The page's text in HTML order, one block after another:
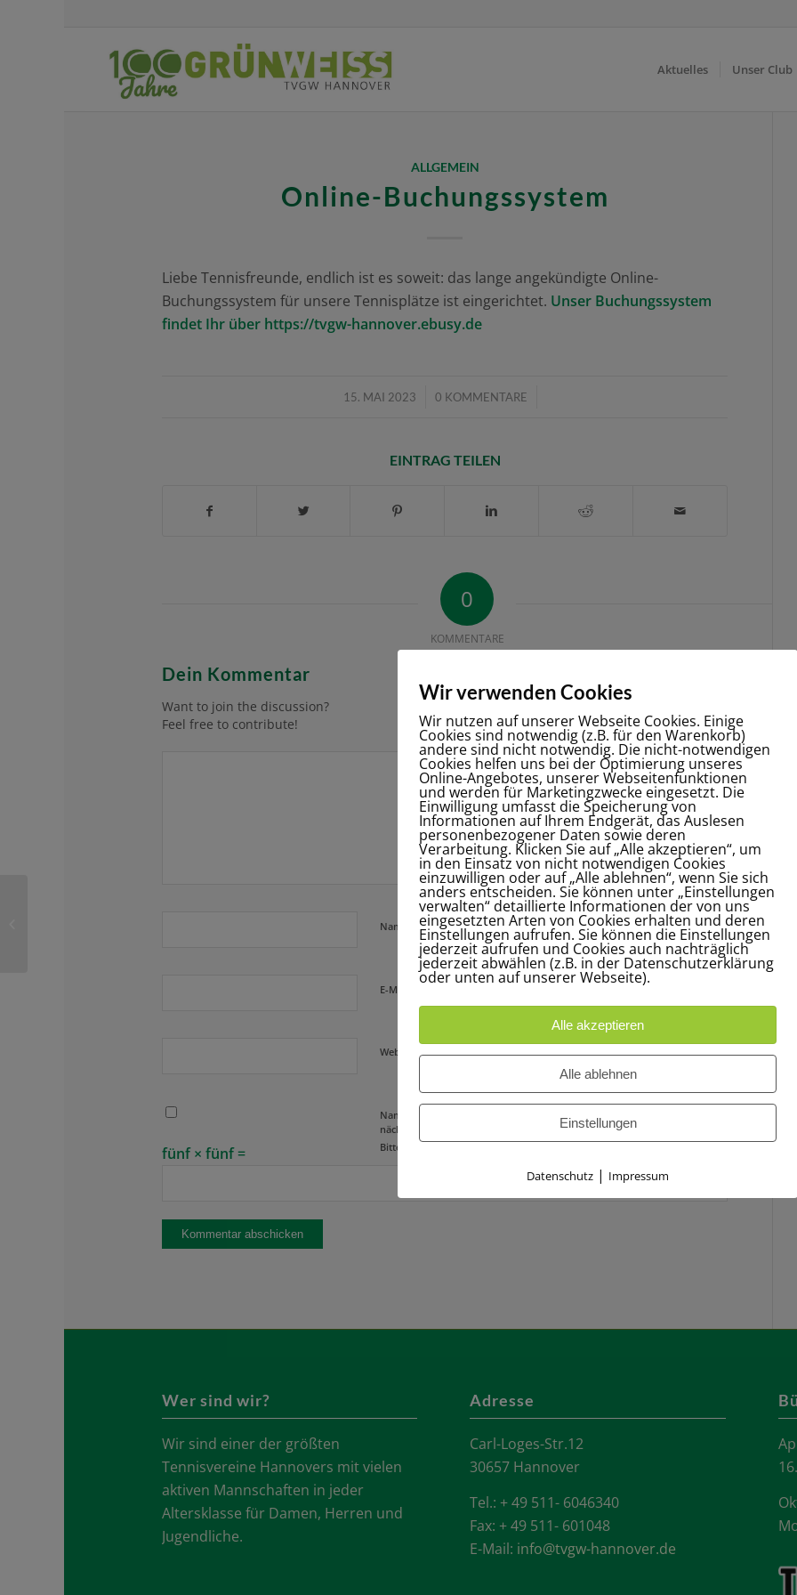
Aktuelles Unser Club
ALLGEMEIN
Online-Buchungssystem
Liebe Tennisfreunde, endlich ist es soweit: das lange angekündigte Online-
Buchungssystem für unsere Tennisplätze ist eingerichtet. Unser Buchungssystem
findet Ihr über https://tvgw-hannover.ebusy.de
15. MAI 2023
/ 0 KOMMENTARE
/
EINTRAG TEILEN
0
KOMMENTARE
Dein Kommentar
Want to join the discussion?
Feel free to contribute!
Name
E-Mail-Adresse
Website
Name, E-Mail-Adresse und Website in diesem Browser für meinen
nächsten Kommentar speichern.
Bitte gib eine Antwort in Ziffern ein:
fünf × fünf =
Wer sind wir?
Wir sind einer der größten
Tennisvereine Hannovers mit vielen
aktiven Mannschaften in jeder
Altersklasse für Damen, Herren und
Jugendliche.
Adresse
Carl-Loges-Str.12
30657 Hannover
Tel.: + 49 511- 6046340
Fax: + 49 511- 601048
E-Mail: info@tvgw-hannover.de
Wir verwenden Cookies
Wir nutzen auf unserer Webseite Cookies. Einige
Cookies sind notwendig (z.B. für den Warenkorb)
andere sind nicht notwendig. Die nicht-notwendigen
Cookies helfen uns bei der Optimierung unseres
Online-Angebotes, unserer Webseitenfunktionen
und werden für Marketingzwecke eingesetzt. Die
Einwilligung umfasst die Speicherung von
Informationen auf Ihrem Endgerät, das Auslesen
personenbezogener Daten sowie deren
Verarbeitung. Klicken Sie auf „Alle akzeptieren“, um
in den Einsatz von nicht notwendigen Cookies
einzuwilligen oder auf „Alle ablehnen“, wenn Sie sich
anders entscheiden. Sie können unter „Einstellungen
verwalten“ detaillierte Informationen der von uns
eingesetzten Arten von Cookies erhalten und deren
Einstellungen aufrufen. Sie können die Einstellungen
jederzeit aufrufen und Cookies auch nachträglich
jederzeit abwählen (z.B. in der Datenschutzerklärung
oder unten auf unserer Webseite).
Alle akzeptieren
Alle ablehnen
Einstellungen
Datenschutz | Impressum